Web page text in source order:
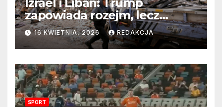
zapowiada rozejm, lecz
perspektywa zakończenia
wojny wciąż odległa
16 KWIETNIA, 2026 REDAKCJA
SPORT